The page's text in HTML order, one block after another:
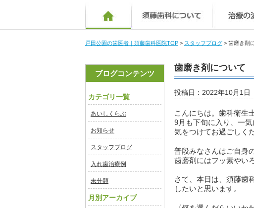
戸田公園の歯医者｜須藤歯科医院TOP > スタッフブログ > 歯磨き剤
ブログコンテンツ
カテゴリ一覧
あいしくらぶ
お知らせ
スタッフブログ
入れ歯治療例
未分類
月別アーカイブ
歯磨き剤について
投稿日：2022年10月1日
こんにちは。歯科衛生
9月も下旬に入り、一
気をつけてお過ごしく
普段みなさんはご自身
歯磨剤にはフッ素やい
さて、本日は、須藤歯
したいと思います。